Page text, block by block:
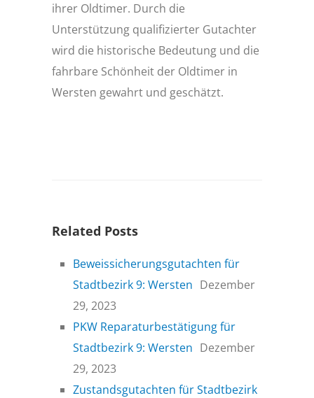
ihrer Oldtimer. Durch die
Unterstützung qualifizierter Gutachter
wird die historische Bedeutung und die
fahrbare Schönheit der Oldtimer in
Wersten gewahrt und geschätzt.
Related Posts
Beweissicherungsgutachten für
Stadtbezirk 9: Wersten Dezember
29, 2023
PKW Reparaturbestätigung für
Stadtbezirk 9: Wersten Dezember
29, 2023
Zustandsgutachten für Stadtbezirk